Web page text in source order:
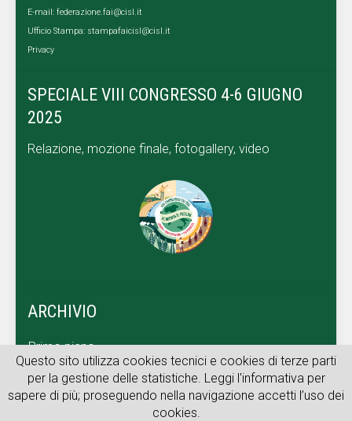
E-mail: federazione.fai@cisl.it
Ufficio Stampa: stampafaicisl@cisl.it
Privacy
SPECIALE VIII CONGRESSO 4-6 GIUGNO
2025
Relazione, mozione finale, fotogallery, video
ARCHIVIO
Primo piano
Dal territorio
Archivio web
Questo sito utilizza cookies tecnici e cookies di terze parti
per la gestione delle statistiche. Leggi l'informativa per
sapere di più; proseguendo nella navigazione accetti l’uso dei
cookies.